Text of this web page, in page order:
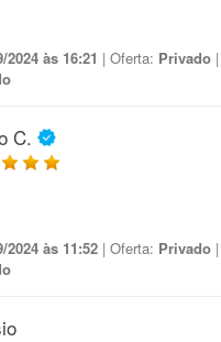
2024 às 16:21 | Oferta: Privado
C.
2024 às 11:52 | Oferta: Privado